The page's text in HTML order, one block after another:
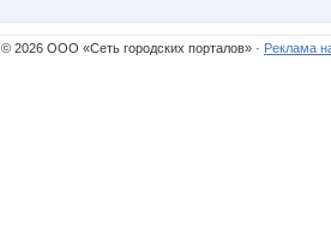
© 2026 ООО «Сеть городских порталов» · Реклама